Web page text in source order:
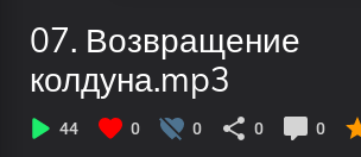
07. Возвращение
колдуна.mp3
44 0 0 0 0